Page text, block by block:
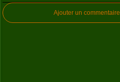
Ajouter un commentaire